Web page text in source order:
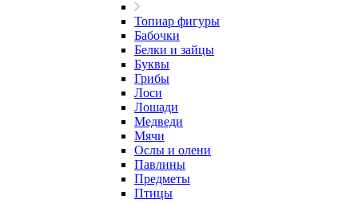
Топиар фигуры
Бабочки
Белки и зайцы
Буквы
Грибы
Лоси
Лошади
Медведи
Мячи
Ослы и олени
Павлины
Предметы
Птицы